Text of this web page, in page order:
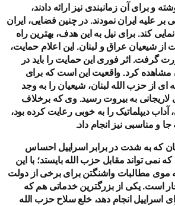
و برای آن زمانبندی نیز ارائه دادند،
بر علیه ایران نمودند. در چنین فضایی، ایران
کند. برای نیل به این هدف، بهترین راه
از شیعیان عراق و لبنان. این اعلام حمایت،
گرفت. اثر فوری این حمایت را باید در
مشاهده کرد. واقعیت این است که برای
ای از حزب الله لبنان، شیعیان را به وجد
لاریجانی به بیروت رسید. وی که برخلاف
آداب دیپلماتیک را به خوبی رعایت کرده بود،
و مناسبی نیز انجام داد.
که به شدت در برابر اسراییل احساس
تواند مقابل حزب الله بایستد؛ با این
موی مطالبات واشنگتن برای برخی از دولت
است. یکی از بزرگترین خدماتی هم که
اسراییل انجام دهد، خلع سلاح حزب الله